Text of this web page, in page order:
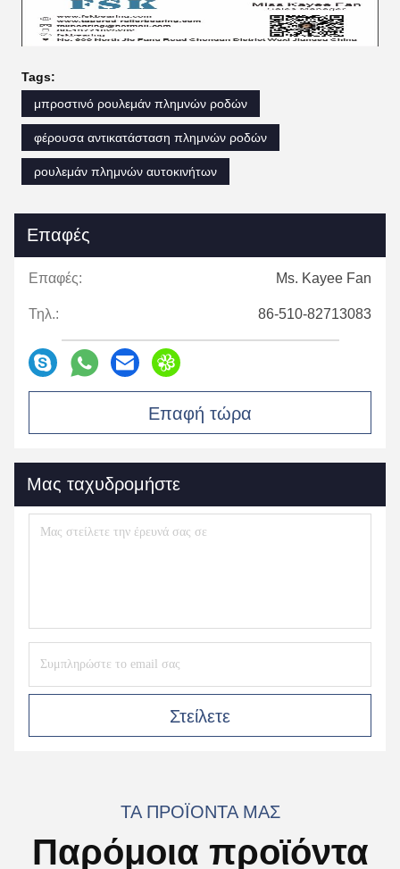
Tags:
μπροστινό ρουλεμάν πλημνών ροδών
φέρουσα αντικατάσταση πλημνών ροδών
ρουλεμάν πλημνών αυτοκινήτων
Επαφές
Επαφές: Ms. Kayee Fan
Τηλ.: 86-510-82713083
Επαφή τώρα
Μας ταχυδρομήστε
Στείλετε
ΤΑ ΠΡΟΪΌΝΤΑ ΜΑΣ
Παρόμοια προϊόντα